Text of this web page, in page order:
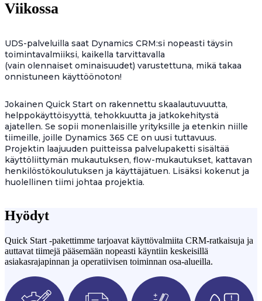
Viikossa
UDS-palveluilla saat Dynamics CRM:si nopeasti täysin
toimintavalmiiksi, kaikella tarvittavalla
(vain olennaiset ominaisuudet) varustettuna, mikä takaa
onnistuneen käyttöönoton!
Jokainen Quick Start on rakennettu skaalautuvuutta,
helppokäyttöisyyttä, tehokkuutta ja jatkokehitystä
ajatellen. Se sopii monenlaisille yrityksille ja etenkin niille
tiimeille, joille Dynamics 365 CE on uusi tuttavuus.
Projektin laajuuden puitteissa palvelupaketti sisältää
käyttöliittymän mukautuksen, flow-mukautukset, kattavan
henkilöstökoulutuksen ja käyttäjätuen. Lisäksi kokenut ja
huolellinen tiimi johtaa projektia.
Hyödyt
Quick Start -pakettimme tarjoavat käyttövalmiita CRM-ratkaisuja ja
auttavat tiimejä pääsemään nopeasti käyntiin keskeisillä
asiakasrajapinnan ja operatiivisen toiminnan osa-alueilla.